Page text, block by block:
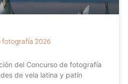
fotografía 2026
del Concurso de fotografía
de vela latina y patín